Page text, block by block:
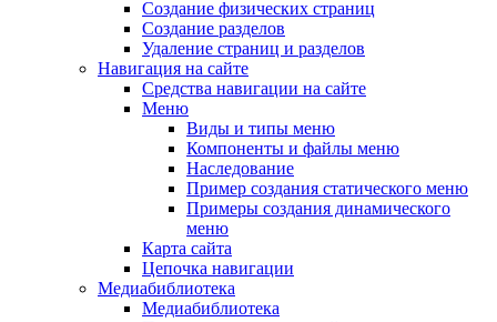
Создание физических страниц
Создание разделов
Удаление страниц и разделов
Навигация на сайте
Средства навигации на сайте
Меню
Виды и типы меню
Компоненты и файлы меню
Наследование
Пример создания статического меню
Примеры создания динамического
меню
Карта сайта
Цепочка навигации
Медиабиблиотека
Медиабиблиотека